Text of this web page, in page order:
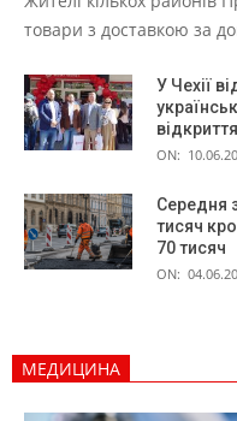
товари з доставкою за
У Чехії
ON:
Середня
тисяч
70 тисяч
ON:
МЕДИЦИНА